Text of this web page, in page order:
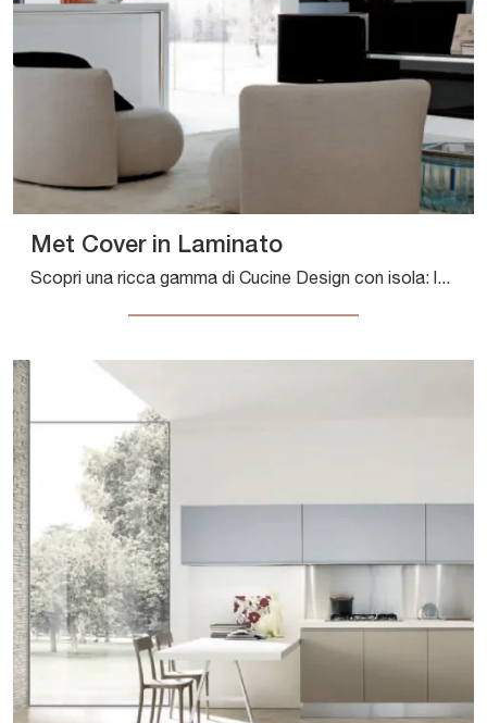
Met Cover in Laminato
Scopri una ricca gamma di Cucine Design con isola: la cucina Met Cover in Laminato Aran è oggi disponibile in laminato!